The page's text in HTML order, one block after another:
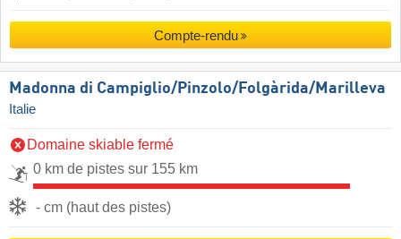
Compte-rendu
Madonna di Campiglio/​Pinzolo/​Folgàrida/​Marilleva
Italie
Domaine skiable fermé
0 km de pistes sur 155 km
- cm (haut des pistes)